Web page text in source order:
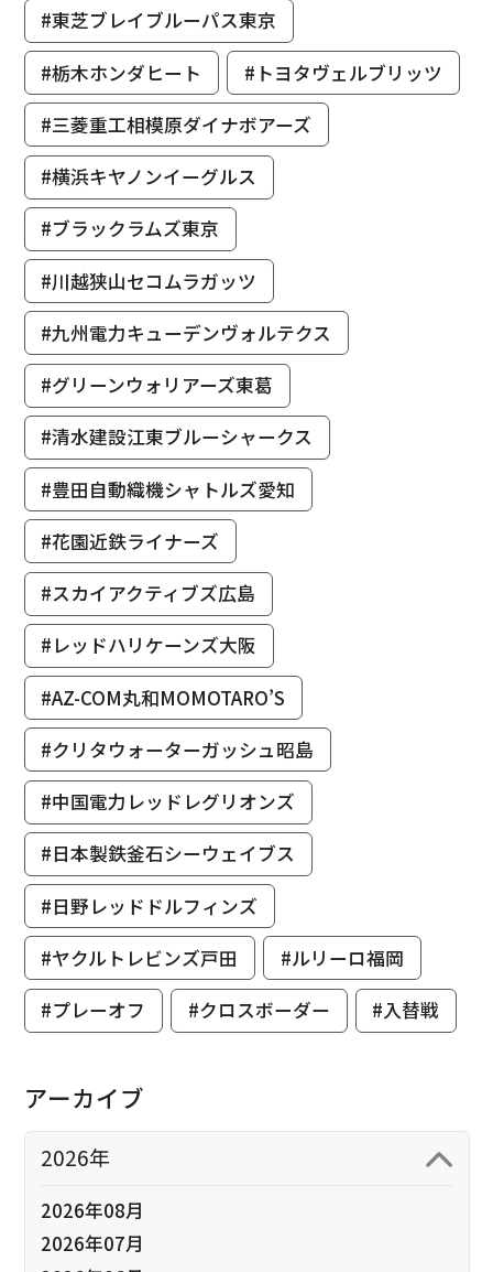
#東芝ブレイブルーパス東京
#栃木ホンダヒート
#トヨタヴェルブリッツ
#三菱重工相模原ダイナボアーズ
#横浜キヤノンイーグルス
#ブラックラムズ東京
#川越狭山セコムラガッツ
#九州電力キューデンヴォルテクス
#グリーンウォリアーズ東葛
#清水建設江東ブルーシャークス
#豊田自動織機シャトルズ愛知
#花園近鉄ライナーズ
#スカイアクティブズ広島
#レッドハリケーンズ大阪
#AZ-COM丸和MOMOTARO’S
#クリタウォーターガッシュ昭島
#中国電力レッドレグリオンズ
#日本製鉄釜石シーウェイブス
#日野レッドドルフィンズ
#ヤクルトレビンズ戸田
#ルリーロ福岡
#プレーオフ
#クロスボーダー #入替戦
アーカイブ
2026年
2026年08月
2026年07月